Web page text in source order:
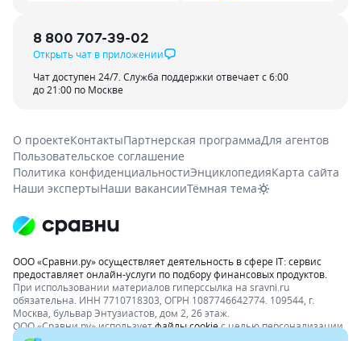
8 800 707-39-02
Открыть чат в приложении
Чат доступен 24/7. Служба поддержки отвечает с 6:00
до 21:00 по Москве
О проектеКонтактыПартнерская программаДля агентов
Пользовательское соглашение
Политика конфиденциальностиЭнциклопедияКарта сайта
Наши экспертыНаши вакансииТёмная тема
ООО «Сравни.ру» осуществляет деятельность в сфере IT: сервис
предоставляет онлайн-услуги по подбору финансовых продуктов.
При использовании материалов гиперссылка на sravni.ru
обязательна. ИНН 7710718303, ОГРН 1087746642774. 109544, г.
Москва, бульвар Энтузиастов, дом 2, 26 этаж.
ООО «Сравни.ру» используетфайлы cookieс целью персонализации